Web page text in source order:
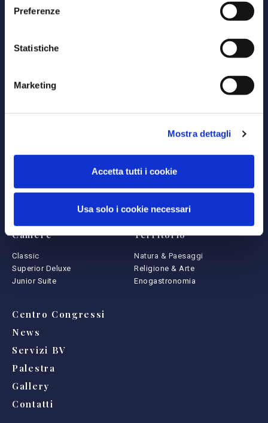
Preferenze
Statistiche
Marketing
Mostra dettagli
Accetta tutti i cookie
Usa solo i cookie necessari
+39 0984 838 080
GDS CODES: Amadeus NV SUFPHE | Sabre NV 311989 |
Termini e Condizioni
Camere
Camere
Classic
Superior Deluxe
Junior Suite
Ristorante
Menu
Organizza il tuo evento
Territorio
Natura & Paesaggi
Religione & Arte
Enogastronomia
Centro Congressi
News
Servizi BV
Palestra
Gallery
Contatti